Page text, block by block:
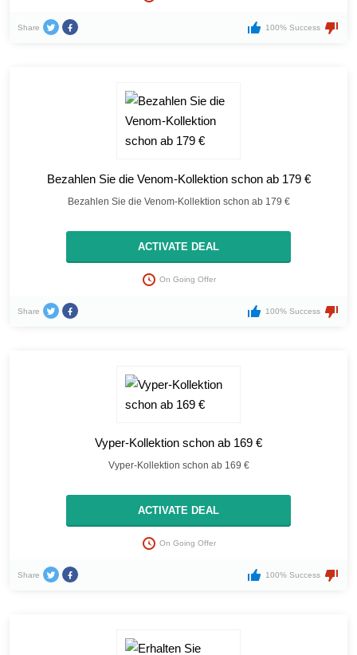
Share 100% Success
Bezahlen Sie die Venom-Kollektion schon ab 179 €
Bezahlen Sie die Venom-Kollektion schon ab 179 €
ACTIVATE DEAL
On Going Offer
Share 100% Success
Vyper-Kollektion schon ab 169 €
Vyper-Kollektion schon ab 169 €
ACTIVATE DEAL
On Going Offer
Share 100% Success